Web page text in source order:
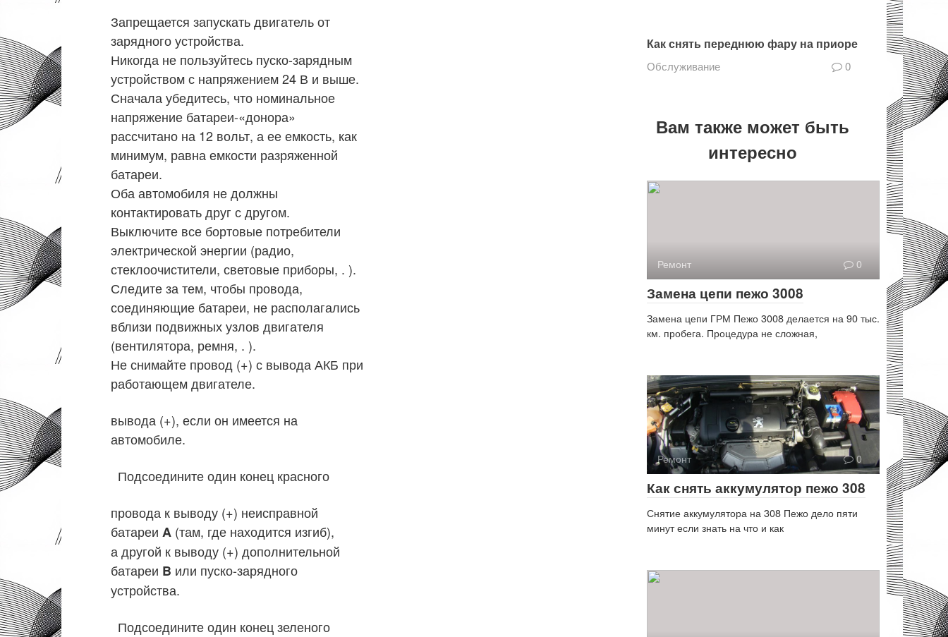
Запрещается запускать двигатель от
зарядного устройства.
Никогда не пользуйтесь пуско-зарядным
устройством с напряжением 24 В и выше.
Сначала убедитесь, что номинальное
напряжение батареи-«донора»
рассчитано на 12 вольт, а ее емкость, как
минимум, равна емкости разряженной
батареи.
Оба автомобиля не должны
контактировать друг с другом.
Выключите все бортовые потребители
электрической энергии (радио,
стеклоочистители, световые приборы, . ).
Следите за тем, чтобы провода,
соединяющие батареи, не располагались
вблизи подвижных узлов двигателя
(вентилятора, ремня, . ).
Не снимайте провод (+) с вывода АКБ при
работающем двигателе.
вывода (+), если он имеется на
автомобиле.
Подсоедините один конец красного
провода к выводу (+) неисправной
батареи A (там, где находится изгиб),
а другой к выводу (+) дополнительной
батареи B или пуско-зарядного
устройства.
Подсоедините один конец зеленого
Как снять переднюю фару на приоре
Обслуживание 0
Вам также может быть
интересно
Ремонт 0
Замена цепи пежо 3008
Замена цепи ГРМ Пежо 3008 делается на 90 тыс.
км. пробега. Процедура не сложная,
Ремонт 0
Как снять аккумулятор пежо 308
Снятие аккумулятора на 308 Пежо дело пяти
минут если знать на что и как